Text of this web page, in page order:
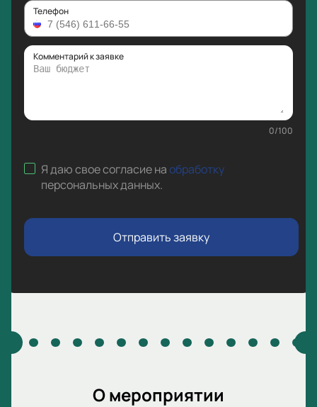
Телефон
Комментарий к заявке
0/100
Я даю свое согласие наобработку
персональных данных.
Отправить заявку
О мероприятии